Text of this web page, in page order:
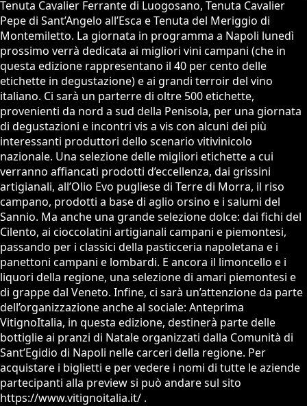
Tenuta Cavalier Ferrante di Luogosano, Tenuta Cavalier
Pepe di Sant’Angelo all’Esca e Tenuta del Meriggio di
Montemiletto. La giornata in programma a Napoli lunedì
prossimo verrà dedicata ai migliori vini campani (che in
questa edizione rappresentano il 40 per cento delle
etichette in degustazione) e ai grandi terroir del vino
italiano. Ci sarà un parterre di oltre 500 etichette,
provenienti da nord a sud della Penisola, per una giornata
di degustazioni e incontri vis a vis con alcuni dei più
interessanti produttori dello scenario vitivinicolo
nazionale. Una selezione delle migliori etichette a cui
verranno affiancati prodotti d’eccellenza, dai grissini
artigianali, all’Olio Evo pugliese di Terre di Morra, il riso
campano, prodotti a base di aglio orsino e i salumi del
Sannio. Ma anche una grande selezione dolce: dai fichi del
Cilento, ai cioccolatini artigianali campani e piemontesi,
passando per i classici della pasticceria napoletana e i
panettoni campani e lombardi. E ancora il limoncello e i
liquori della regione, una selezione di amari piemontesi e
di grappe dal Veneto. Infine, ci sarà un’attenzione da parte
dell’organizzazione anche al sociale: Anteprima
VitignoItalia, in questa edizione, destinerà parte delle
bottiglie ai pranzi di Natale organizzati dalla Comunità di
Sant’Egidio di Napoli nelle carceri della regione. Per
acquistare i biglietti e per vedere i nomi di tutte le aziende
partecipanti alla preview si può andare sul sito
https://www.vitignoitalia.it/ .